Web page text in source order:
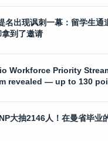
名出现讽刺一幕：留学生通
到了邀请
Workforce Priority
revealed — up to 130
大抽2146人！在曼省毕业